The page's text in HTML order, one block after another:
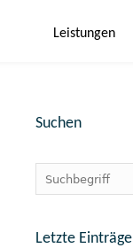
Leistungen
Suchen
Letzte Einträge